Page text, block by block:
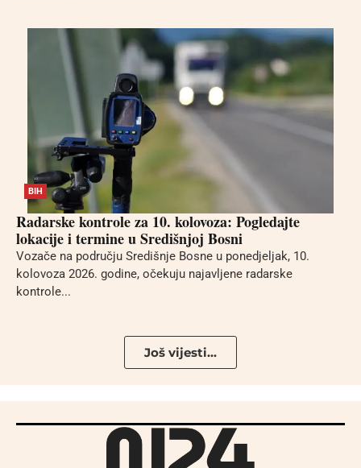
BIH
Radarske kontrole za 10. kolovoza: Pogledajte
lokacije i termine u Središnjoj Bosni
Vozače na području Središnje Bosne u ponedjeljak, 10.
kolovoza 2026. godine, očekuju najavljene radarske
kontrole...
Još vijesti...